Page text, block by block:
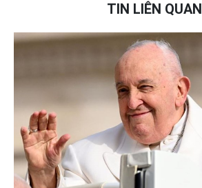
TIN LIÊN QUAN